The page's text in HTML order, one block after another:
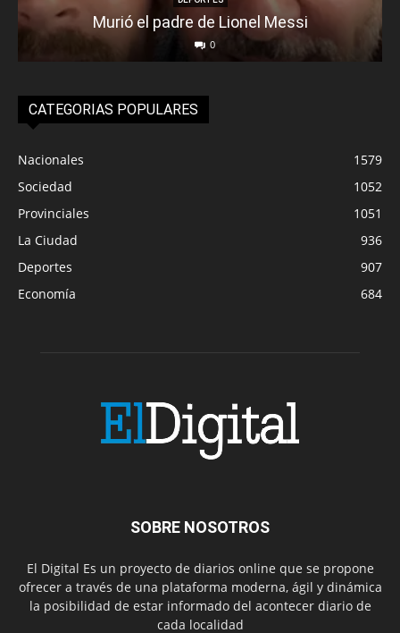
Murió el padre de Lionel Messi
0
CATEGORIAS POPULARES
Nacionales
1579
Sociedad
1052
Provinciales
1051
La Ciudad
936
Deportes
907
Economía
684
SOBRE NOSOTROS
El Digital Es un proyecto de diarios online que se propone
ofrecer a través de una plataforma moderna, ágil y dinámica
la posibilidad de estar informado del acontecer diario de
cada localidad